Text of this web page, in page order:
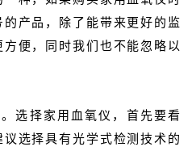
产品，除了能带来更好的监
便，同时我们也不能忽略以
。选择家用血氧仪，首先要看
选择具有光学式检测技术的